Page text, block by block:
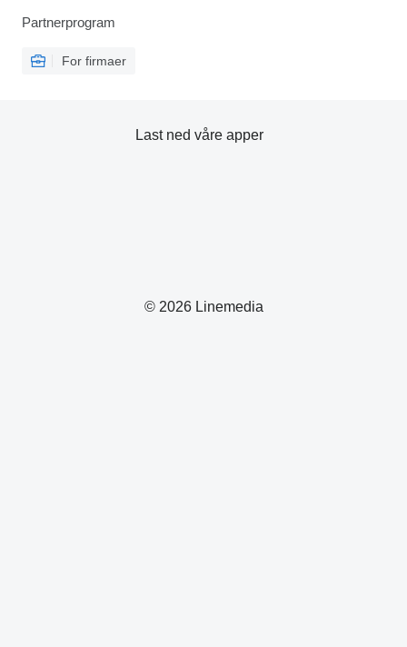
Partnerprogram
For firmaer
© 2026 Linemedia
Last ned våre apper